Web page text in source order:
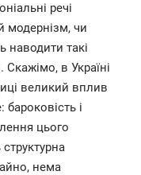
речі
модернізм, чи
наводити такі
Скажімо, в Україні
великий вплив
і
цього
нема